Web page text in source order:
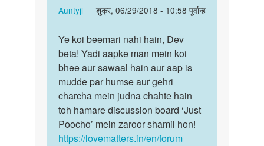
sex
krna
by
vishal
jain
Auntyji
शुक्र, 06/29/2018 - 10:58 पूर्वान्ह
In
reply
to
Achi
vimari
hai
me
help…
by
Dev
Ye
koi
beemari
nahi
hain,
…
Ye koi beemari nahi hain, Dev
beta! Yadi aapke man mein koi
bhee aur sawaal hain aur aap is
mudde par humse aur gehri
charcha mein judna chahte hain
toh hamare discussion board ‘Just
Poocho’ mein zaroor shamil hon!
https://lovematters.in/en/forum